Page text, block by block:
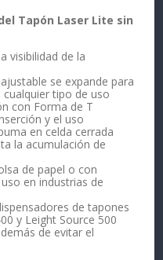
Tapón Laser Lite sin
visibilidad de la
se expande para
tipo de uso
con Forma de T
y el uso
en celda cerrada
la acumulación de
de papel o con
en industrias de
de tapones
y Leight Source 500
de evitar el